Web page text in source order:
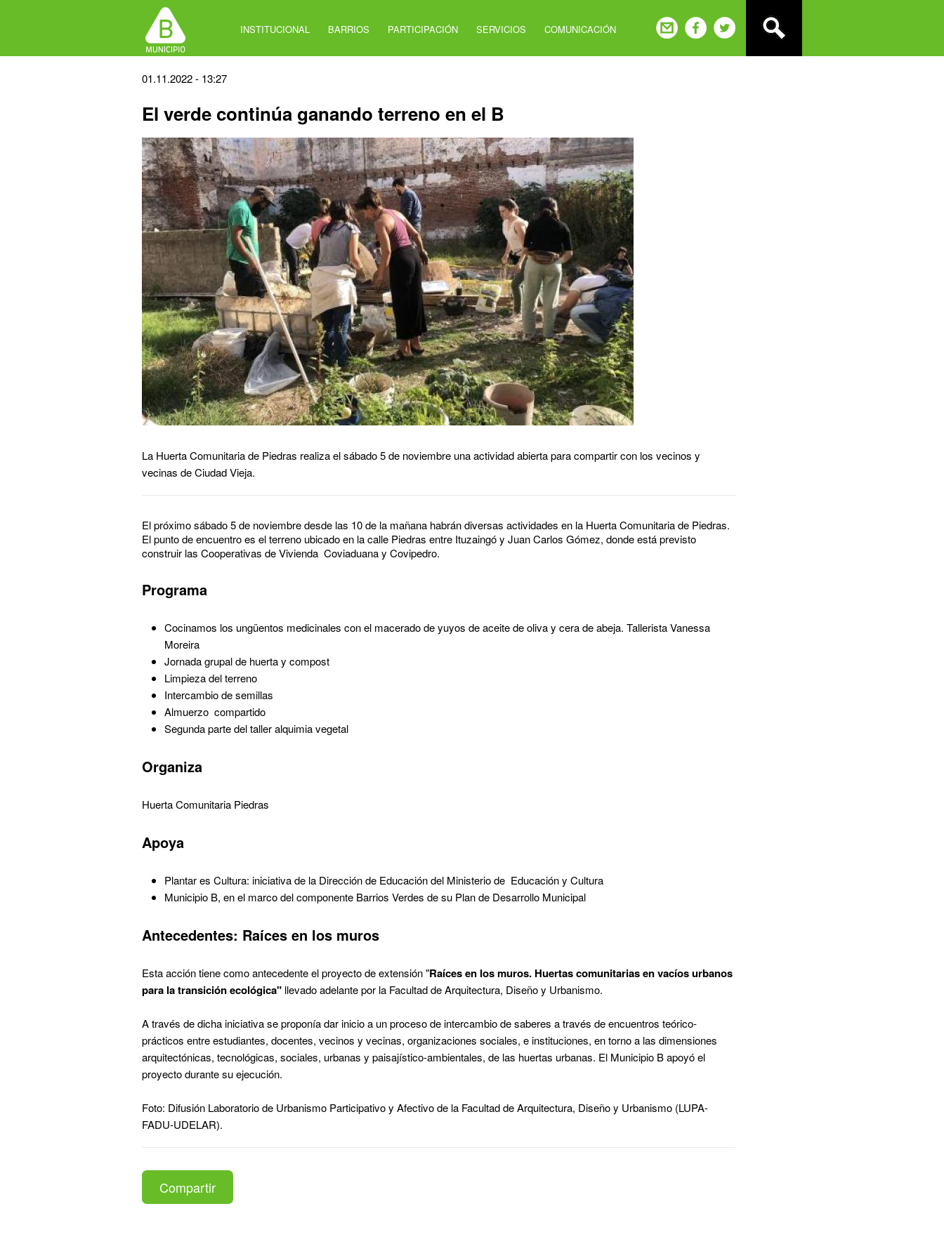
INSTITUCIONAL BARRIOS PARTICIPACIÓN SERVICIOS COMUNICACIÓN
Back
top
01.11.2022 - 13:27
El verde continúa ganando terreno en el B
La Huerta Comunitaria de Piedras realiza el sábado 5 de noviembre una actividad abierta para compartir con los vecinos y
vecinas de Ciudad Vieja.
El próximo sábado 5 de noviembre desde las 10 de la mañana habrán diversas actividades en la Huerta Comunitaria de Piedras.
El punto de encuentro es el terreno ubicado en la calle Piedras entre Ituzaingó y Juan Carlos Gómez, donde está previsto
construir las Cooperativas de Vivienda Coviaduana y Covipedro.
Programa
Cocinamos los ungüentos medicinales con el macerado de yuyos de aceite de oliva y cera de abeja. Tallerista Vanessa
Moreira
Jornada grupal de huerta y compost
Limpieza del terreno
Intercambio de semillas
Almuerzo compartido
Segunda parte del taller alquimia vegetal
Organiza
Huerta Comunitaria Piedras
Apoya
Plantar es Cultura: iniciativa de la Dirección de Educación del Ministerio de Educación y Cultura
Municipio B, en el marco del componente Barrios Verdes de su Plan de Desarrollo Municipal
Antecedentes: Raíces en los muros
Esta acción tiene como antecedente el proyecto de extensión "Raíces en los muros. Huertas comunitarias en vacíos urbanos
para la transición ecológica" llevado adelante por la Facultad de Arquitectura, Diseño y Urbanismo.
A través de dicha iniciativa se proponía dar inicio a un proceso de intercambio de saberes a través de encuentros teórico-
prácticos entre estudiantes, docentes, vecinos y vecinas, organizaciones sociales, e instituciones, en torno a las dimensiones
arquitectónicas, tecnológicas, sociales, urbanas y paisajístico-ambientales, de las huertas urbanas. El Municipio B apoyó el
proyecto durante su ejecución.
Foto: Difusión Laboratorio de Urbanismo Participativo y Afectivo de la Facultad de Arquitectura, Diseño y Urbanismo (LUPA-
FADU-UDELAR).
Compartir